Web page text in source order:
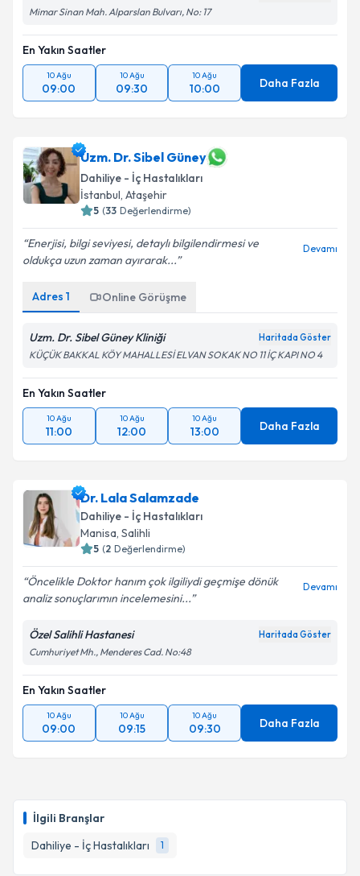
İlgili Branşlar
Dahiliye - İç Hastalıkları
1
Mimar Sinan Mah. Alparslan Bulvarı, No: 17
En Yakın Saatler
10 Ağu
09:00
10 Ağu
09:30
10 Ağu
10:00 Daha Fazla
Uzm. Dr. Sibel Güney
Dahiliye - İç Hastalıkları
İstanbul, Ataşehir
5 (33 Değerlendirme)
Enerjisi, bilgi seviyesi, detaylı bilgilendirmesi ve
oldukça uzun zaman ayırarak...
Devamı
Adres 1 Online Görüşme
Uzm. Dr. Sibel Güney Kliniği Haritada Göster
KÜÇÜK BAKKAL KÖY MAHALLESİ ELVAN SOKAK NO 11 İÇ KAPI NO 4
En Yakın Saatler
10 Ağu
11:00
10 Ağu
12:00
10 Ağu
13:00 Daha Fazla
Dr. Lala Salamzade
Dahiliye - İç Hastalıkları
Manisa, Salihli
5 (2 Değerlendirme)
Öncelikle Doktor hanım çok ilgiliydi geçmişe dönük
analiz sonuçlarımın incelemesini...
Devamı
Özel Salihli Hastanesi Haritada Göster
Cumhuriyet Mh., Menderes Cad. No:48
En Yakın Saatler
10 Ağu
09:00
10 Ağu
09:15
10 Ağu
09:30 Daha Fazla